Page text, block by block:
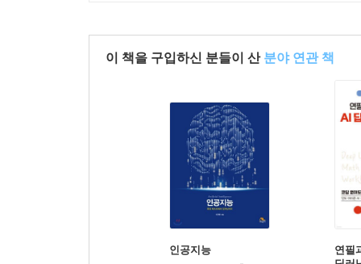
이 책을 구입하신 분들이 산 분야 연관 책
인공지능
연필